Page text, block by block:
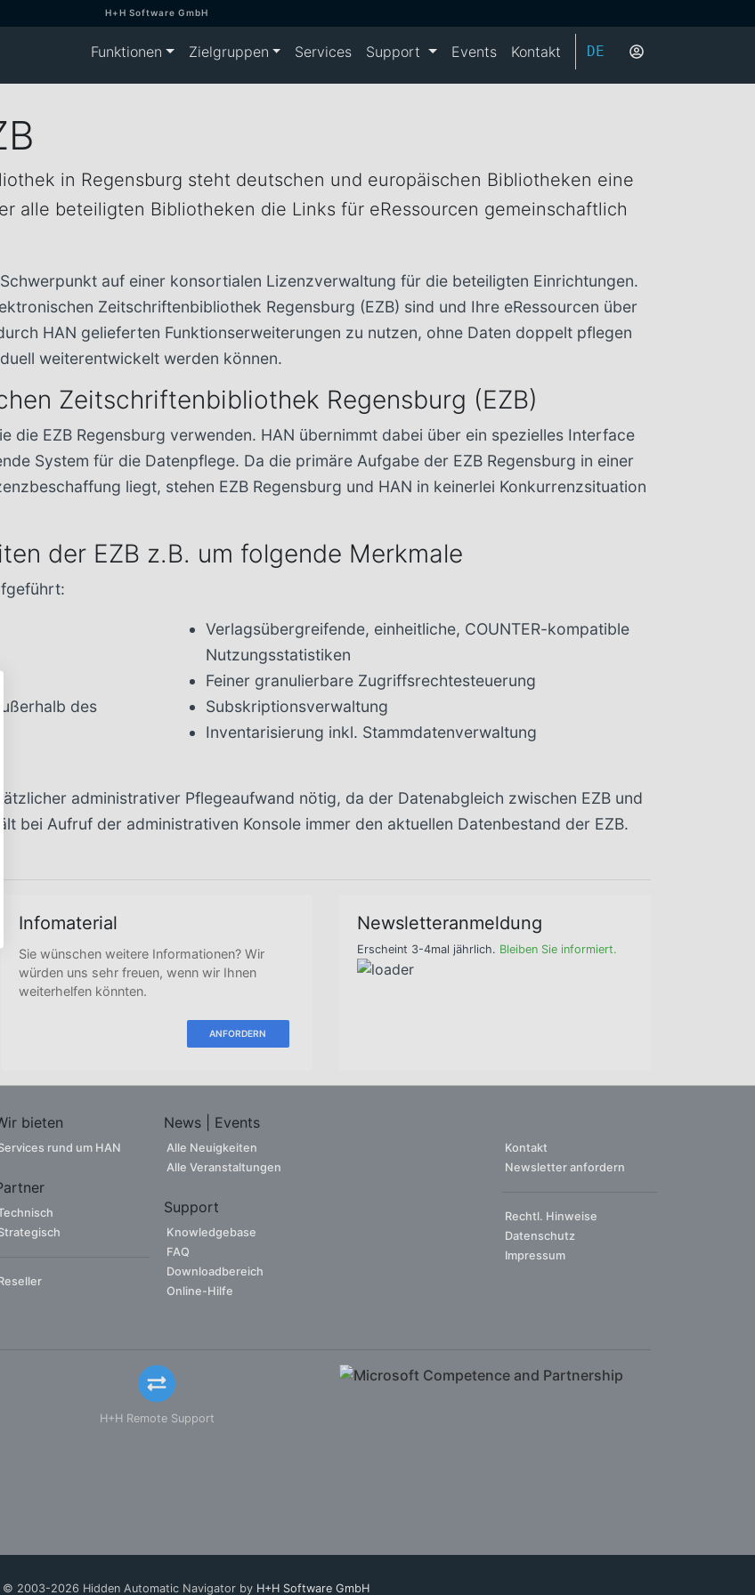
H+H Software GmbH
Funktionen Zielgruppen Services Support Events Kontakt DE
in Regensburg steht deutschen und europäischen Bibliotheken eine
alle beteiligten Bibliotheken die Links für eRessourcen gemeinschaftlich
auf einer konsortialen Lizenzverwaltung für die beteiligten Einrichtungen.
Zeitschriftenbibliothek Regensburg (EZB) sind und Ihre eRessourcen über
HAN gelieferten Funktionserweiterungen zu nutzen, ohne Daten doppelt pflegen
weiterentwickelt werden können.
Zeitschriftenbibliothek Regensburg (EZB)
die EZB Regensburg verwenden. HAN übernimmt dabei über ein spezielles Interface
System für die Datenpflege. Da die primäre Aufgabe der EZB Regensburg in einer
liegt, stehen EZB Regensburg und HAN in keinerlei Konkurrenzsituation
der EZB z.B. um folgende Merkmale
des
Verlagsübergreifende, einheitliche, COUNTER-kompatible
Nutzungsstatistiken
Feiner granulierbare Zugriffsrechtesteuerung
Subskriptionsverwaltung
Inventarisierung inkl. Stammdatenverwaltung
administrativer Pflegeaufwand nötig, da der Datenabgleich zwischen EZB und
bei Aufruf der administrativen Konsole immer den aktuellen Datenbestand der EZB.
Infomaterial
Sie wünschen weitere Informationen? Wir
würden uns sehr freuen, wenn wir Ihnen
weiterhelfen könnten.
ANFORDERN
Newsletteranmeldung
Erscheint 3-4mal jährlich. Bleiben Sie informiert.
bieten
rund um HAN
News | Events
Alle Neuigkeiten
Alle Veranstaltungen
Support
Knowledgebase
FAQ
Downloadbereich
Online-Hilfe
Kontakt
Newsletter anfordern
Rechtl. Hinweise
Datenschutz
Impressum
H+H Remote Support
2003-2026 Hidden Automatic Navigator by H+H Software GmbH